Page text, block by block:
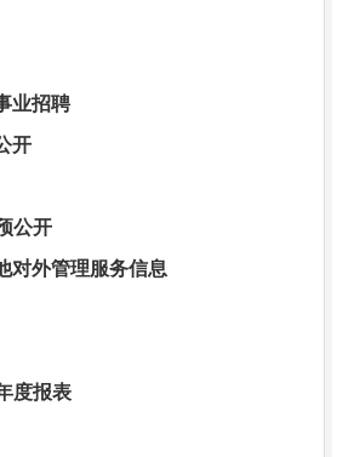
业招聘
开
公开
对外管理服务信息
度报表